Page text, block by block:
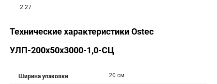
2.27
Технические характеристики Ostec
УЛП-200х50х3000-1,0-СЦ
Ширина упаковки 20 см